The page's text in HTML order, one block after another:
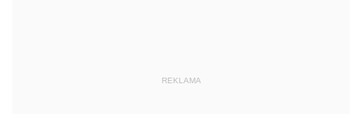
REKLAMA